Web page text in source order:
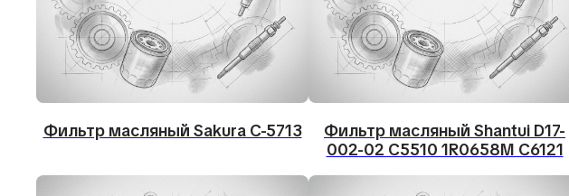
Фильтр масляный Sakura C-5713
Фильтр масляный Shantui D17-
002-02 C5510 1R0658M C6121